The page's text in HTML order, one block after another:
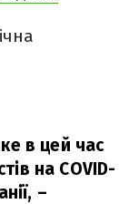
в цей час
на COVID-
–